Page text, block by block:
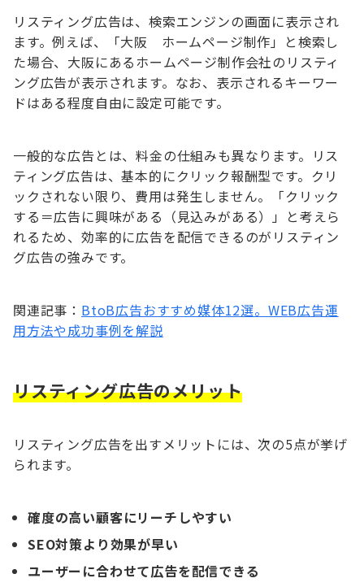
リスティング広告は、検索エンジンの画面に表示され
ます。例えば、「大阪 ホームページ制作」と検索し
た場合、大阪にあるホームページ制作会社のリスティ
ング広告が表示されます。なお、表示されるキーワー
ドはある程度自由に設定可能です。
一般的な広告とは、料金の仕組みも異なります。リス
ティング広告は、基本的にクリック報酬型です。クリ
ックされない限り、費用は発生しません。「クリック
する＝広告に興味がある（見込みがある）」と考えら
れるため、効率的に広告を配信できるのがリスティン
グ広告の強みです。
関連記事： BtoB広告おすすめ媒体12選。WEB広告運
用方法や成功事例を解説
リスティング広告のメリット
リスティング広告を出すメリットには、次の5点が挙げ
られます。
確度の高い顧客にリーチしやすい
SEO対策より効果が早い
ユーザーに合わせて広告を配信できる